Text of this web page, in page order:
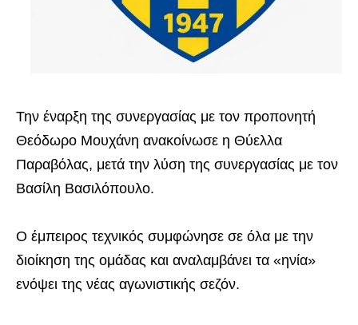
Την έναρξη της συνεργασίας με τον προπονητή
Θεόδωρο Μουχάνη ανακοίνωσε η Θύελλα
Παραβόλας, μετά την λύση της συνεργασίας με τον
Βασίλη Βασιλόπουλο.
Ο έμπειρος τεχνικός συμφώνησε σε όλα με την
διοίκηση της ομάδας και αναλαμβάνει τα «ηνία»
ενόψει της νέας αγωνιστικής σεζόν.